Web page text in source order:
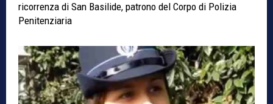
ricorrenza di San Basilide, patrono del Corpo di Polizia
Penitenziaria